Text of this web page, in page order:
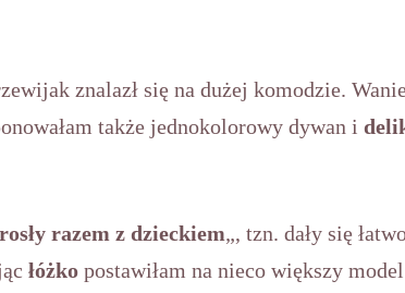
znalazł się na dużej komodzie.
także jednokolorowy dywan i
rosły razem z dzieckiem„, tzn. dały się
łóżko postawiłam na nieco większy